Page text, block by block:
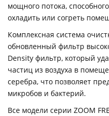
мощного потока,
охладить или согреть
Комплексная система
обновленный фильтр
Density фильтр, который
частиц из воздуха в
серебра, что позволяет
микробов и бактерий.
Все модели серии ZOOM